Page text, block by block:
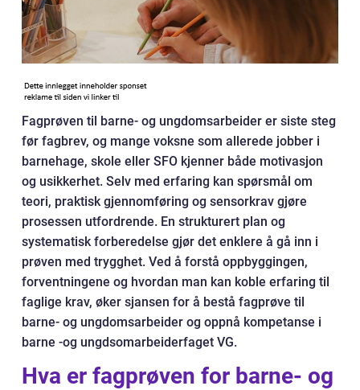
Fagprøven til barne- og ungdomsarbeider er siste steg
før fagbrev, og mange voksne som allerede jobber i
barnehage, skole eller SFO kjenner både motivasjon
og usikkerhet. Selv med erfaring kan spørsmål om
teori, praktisk gjennomføring og sensorkrav gjøre
prosessen utfordrende. En strukturert plan og
systematisk forberedelse gjør det enklere å gå inn i
prøven med trygghet. Ved å forstå oppbyggingen,
forventningene og hvordan man kan koble erfaring til
faglige krav, øker sjansen for å bestå fagprøve til
barne- og ungdomsarbeider og oppnå kompetanse i
barne -og ungdsomarbeiderfaget VG.
Hva er fagprøven for barne- og